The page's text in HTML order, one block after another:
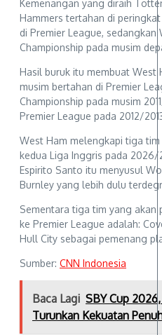
Kemenangan yang diraih
Hammers tertahan di
di Premier League,
Championship pada musim
Hasil buruk itu membuat West
musim bertahan di Premier
Championship pada musim
Premier League pada 2012/
West Ham melengkapi tiga
kedua Liga Inggris pada
Espirito Santo itu menyusul
Burnley yang lebih dulu
Sementara tiga tim yang akan
ke Premier League adalah:
Hull City sebagai pemenang
Sumber: CNN Indonesia
Baca Lagi SBY Cup
Turunkan Kekuatan